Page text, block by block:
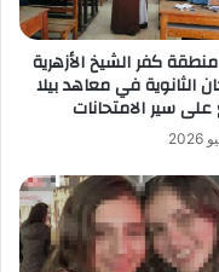
كفر الشيخ الأزهرية
الثانوية في معاهد بيلا
سير الامتحانات